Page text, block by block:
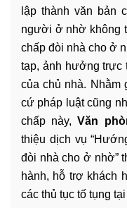
LIÊN
HỆ
lập thành văn bản
người ở nhờ không
chấp đòi nhà cho ở
tạp, ảnh hưởng trực
của chủ nhà. Nhằm
cứ pháp luật cũng
chấp này,Văn
thiệu dịch vụ
đòi nhà cho ở nhờ”
hành, hỗ trợ khách
các thủ tục tố tụng